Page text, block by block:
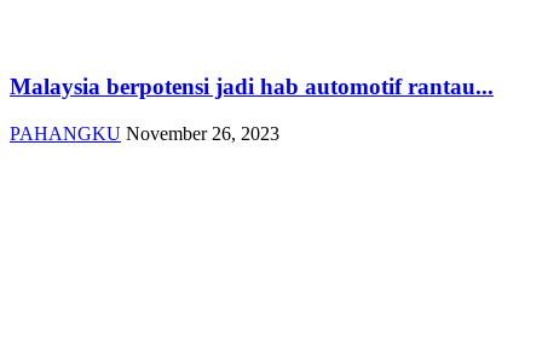
Malaysia berpotensi jadi hab automotif rantau...
PAHANGKU November 26, 2023